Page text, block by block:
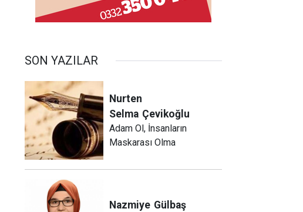
SON YAZILAR
Nurten
Selma Çevikoğlu
Adam Ol, İnsanların
Maskarası Olma
Nazmiye Gülbaş